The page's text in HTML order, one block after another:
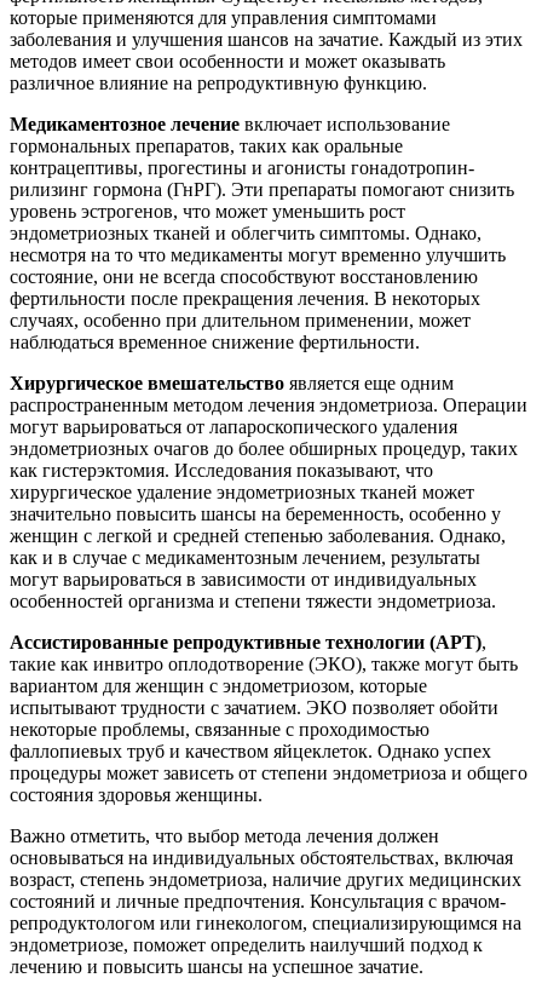
которые применяются для управления симптомами
заболевания и улучшения шансов на зачатие. Каждый из этих
методов имеет свои особенности и может оказывать
различное влияние на репродуктивную функцию.
Медикаментозное лечение включает использование
гормональных препаратов, таких как оральные
контрацептивы, прогестины и агонисты гонадотропин-
рилизинг гормона (ГнРГ). Эти препараты помогают снизить
уровень эстрогенов, что может уменьшить рост
эндометриозных тканей и облегчить симптомы. Однако,
несмотря на то что медикаменты могут временно улучшить
состояние, они не всегда способствуют восстановлению
фертильности после прекращения лечения. В некоторых
случаях, особенно при длительном применении, может
наблюдаться временное снижение фертильности.
Хирургическое вмешательство является еще одним
распространенным методом лечения эндометриоза. Операции
могут варьироваться от лапароскопического удаления
эндометриозных очагов до более обширных процедур, таких
как гистерэктомия. Исследования показывают, что
хирургическое удаление эндометриозных тканей может
значительно повысить шансы на беременность, особенно у
женщин с легкой и средней степенью заболевания. Однако,
как и в случае с медикаментозным лечением, результаты
могут варьироваться в зависимости от индивидуальных
особенностей организма и степени тяжести эндометриоза.
Ассистированные репродуктивные технологии (АРТ),
такие как инвитро оплодотворение (ЭКО), также могут быть
вариантом для женщин с эндометриозом, которые
испытывают трудности с зачатием. ЭКО позволяет обойти
некоторые проблемы, связанные с проходимостью
фаллопиевых труб и качеством яйцеклеток. Однако успех
процедуры может зависеть от степени эндометриоза и общего
состояния здоровья женщины.
Важно отметить, что выбор метода лечения должен
основываться на индивидуальных обстоятельствах, включая
возраст, степень эндометриоза, наличие других медицинских
состояний и личные предпочтения. Консультация с врачом-
репродуктологом или гинекологом, специализирующимся на
эндометриозе, поможет определить наилучший подход к
лечению и повысить шансы на успешное зачатие.